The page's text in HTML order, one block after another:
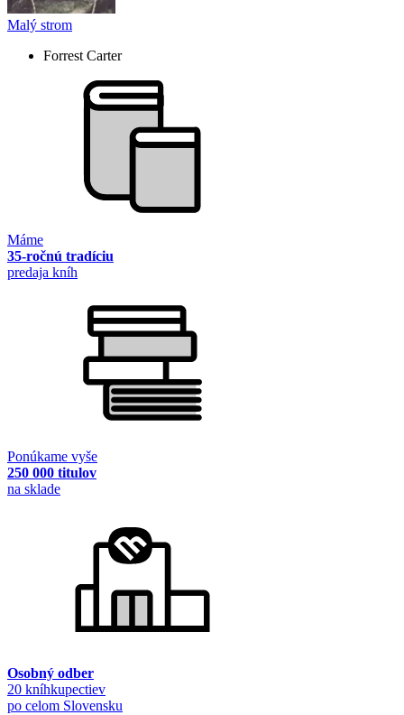
Malý strom
Forrest Carter
Máme
35-ročnú tradíciu
predaja kníh
Ponúkame vyše
250 000 titulov
na sklade
Osobný odber
20 kníhkupectiev
po celom Slovensku